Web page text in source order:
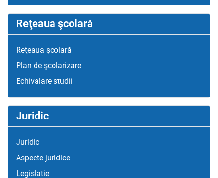
Reţeaua şcolară
Reţeaua şcolară
Plan de şcolarizare
Echivalare studii
Juridic
Juridic
Aspecte juridice
Legislatie